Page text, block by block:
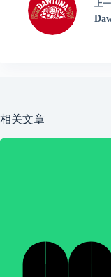
上
相关文章